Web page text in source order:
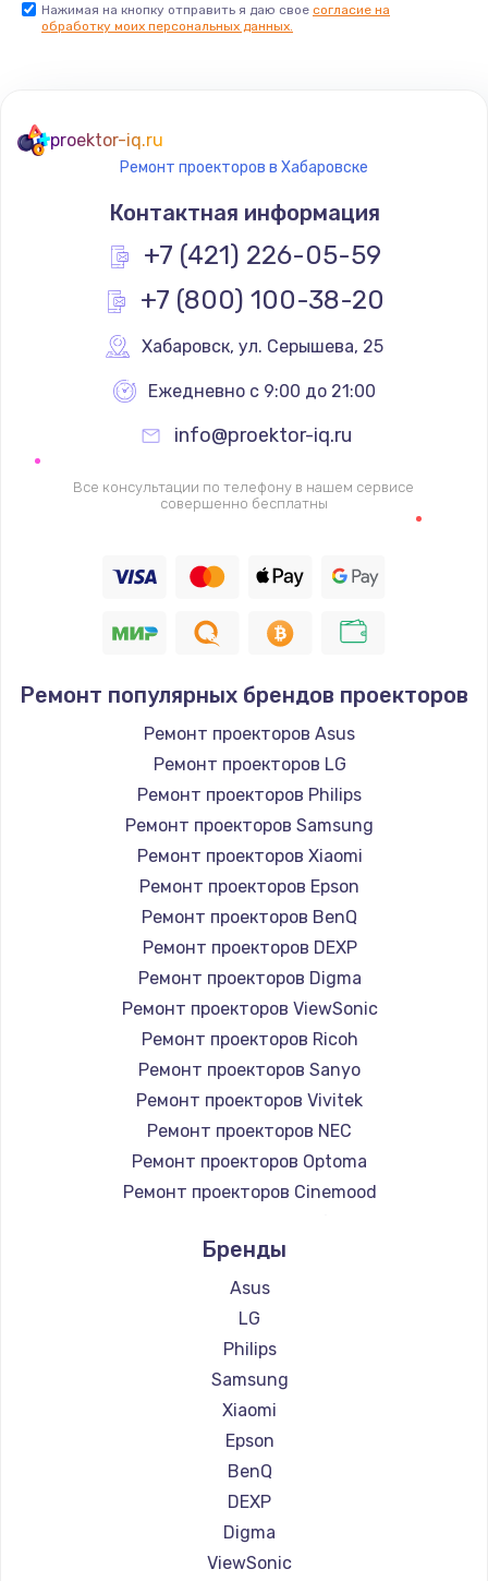
Нажимая на кнопку отправить я даю свое согласие на
обработку моих персональных данных.
proektor-iq.ru
Ремонт проекторов в Хабаровске
Контактная информация
+7 (421) 226-05-59
+7 (800) 100-38-20
Хабаровск, ул. Серышева, 25
Ежедневно с 9:00 до 21:00
info@proektor-iq.ru
Все консультации по телефону в нашем сервисе
совершенно бесплатны
Ремонт популярных брендов проекторов
Ремонт проекторов Asus
Ремонт проекторов LG
Ремонт проекторов Philips
Ремонт проекторов Samsung
Ремонт проекторов Xiaomi
Ремонт проекторов Epson
Ремонт проекторов BenQ
Ремонт проекторов DEXP
Ремонт проекторов Digma
Ремонт проекторов ViewSonic
Ремонт проекторов Ricoh
Ремонт проекторов Sanyo
Ремонт проекторов Vivitek
Ремонт проекторов NEC
Ремонт проекторов Optoma
Ремонт проекторов Cinemood
Ремонт проекторов Barco
Ремонт проекторов Xgimi
Ремонт проекторов Canon
Ремонт проекторов JVC
Ремонт проекторов Casio
Ремонт проекторов Hiper
Ремонт проекторов HITACHI
Ремонт проекторов Panasonic
Ремонт проекторов Hisense
Бренды
Asus
LG
Philips
Samsung
Xiaomi
Epson
BenQ
DEXP
Digma
ViewSonic